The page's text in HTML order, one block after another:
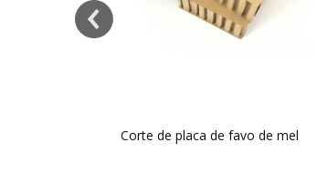
Corte em placa cinza V